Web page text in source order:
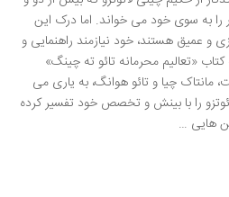
را به سوی خود می خواند. اما درک این
و عمیق هستند، خود نیازمند راهنمایی و
«تعالیم محرمانه تائو ته چینگ»
مانتاک چیا و تائو هوانگ، به یاری می
را با بینش و تخصص خود تفسیر کرده
هایی …